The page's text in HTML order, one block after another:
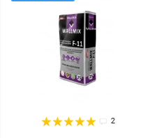
2